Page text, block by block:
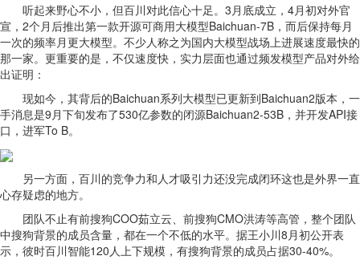
听起来野心不小，但百川对此信心十足。3月底成立，4月初对外官
宣，2个月后推出第一款开源可商用大模型Baichuan-7B，而后保持每月
一次的频率月更大模型。不少人称之为国内大模型战场上进展速度最快的
那一家。更重要的是，不仅速度快，实力层面也通过频发模型产品对外给
出证明：
现如今，其背后的Baichuan系列大模型已更新到Baichuan2版本，一
手消息是9月下旬发布了530亿参数的闭源Baichuan2-53B，并开发API接
口，进军To B。
另一方面，百川的竞争力和人才吸引力还没完成闭环这也是外界一直
心存疑虑的地方。
团队不止有前搜狗COO茹立云、前搜狗CMO洪涛等高管，整个团队
中搜狗背景的成员含量，都在一个不低的水平。据王小川8月初公开表
示，彼时百川智能120人上下规模，有搜狗背景的成员占据30-40%。